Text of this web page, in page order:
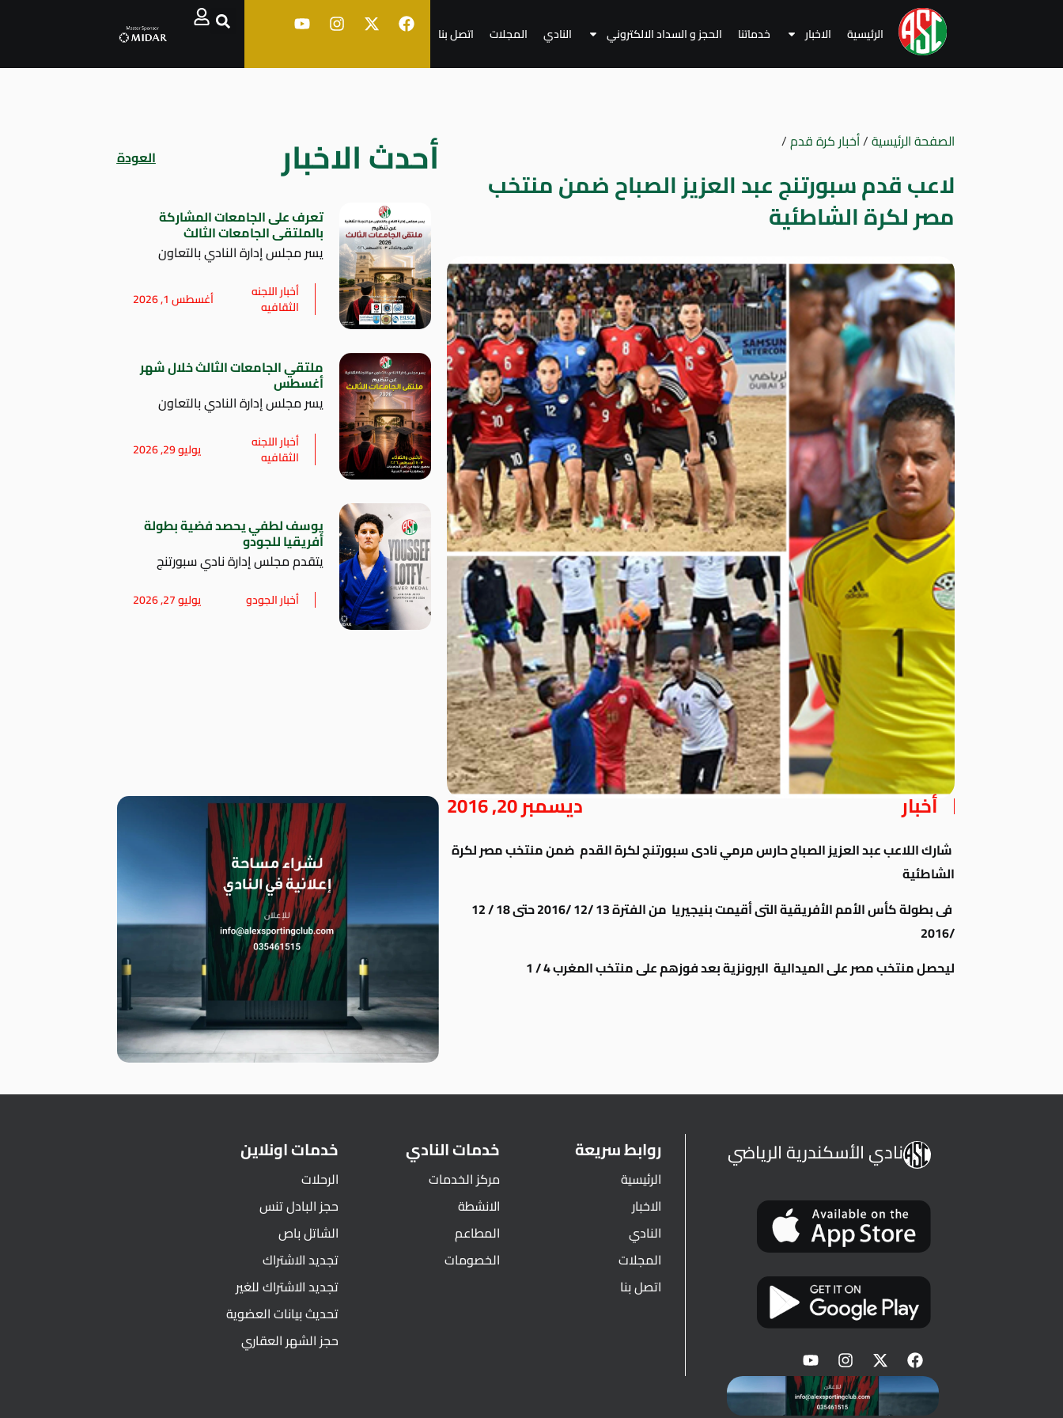
الرئيسية الاخبار خدماتنا الحجز و السداد الالكتروني النادي المجلات اتصل بنا
الصفحة الرئيسية/أخبار كرة قدم/
لاعب قدم سبورتنج عبد العزيز الصباح ضمن منتخب
مصر لكرة الشاطئية
أخبار ديسمبر 20, 2016
شارك اللاعب عبد العزيز الصباح حارس مرمي نادى سبورتنج لكرة القدم ضمن منتخب مصر لكرة
الشاطئية
فى بطولة كأس الأمم الأفريقية التى أقيمت بنيجيريا من الفترة 13 /12 /2016 حتى 18 / 12
/2016
ليحصل منتخب مصر على الميدالية البرونزية بعد فوزهم على منتخب المغرب 4 / 1
أحدث الاخبار العودة
تعرف على الجامعات المشاركة
بالملتقى الجامعات الثالث
يسر مجلس إدارة النادي بالتعاون
أخبار اللجنه
الثقافيه أغسطس 1, 2026
ملتقي الجامعات الثالث خلال شهر
أغسطس
يسر مجلس إدارة النادي بالتعاون
أخبار اللجنه
الثقافيه يوليو 29, 2026
يوسف لطفي يحصد فضية بطولة
أفريقيا للجودو
يتقدم مجلس إدارة نادي سبورتنج
أخبار الجودو يوليو 27, 2026
نادي الأسكندرية الرياضي روابط سريعة
الرئيسية
الاخبار
النادي
المجلات
اتصل بنا
خدمات النادي
مركز الخدمات
الانشطة
المطاعم
الخصومات
خدمات اونلاين
الرحلات
حجز البادل تنس
الشاتل باص
تجديد الاشتراك
تجديد الاشتراك للغير
تحديث بيانات العضوية
حجز الشهر العقاري